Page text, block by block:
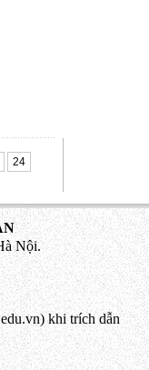
24
Nội.
khi trích dẫn